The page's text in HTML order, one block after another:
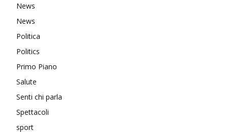
News
News
Politica
Politics
Primo Piano
Salute
Senti chi parla
Spettacoli
sport